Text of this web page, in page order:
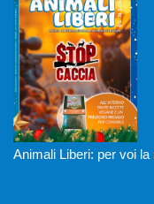
Animali Liberi: per voi